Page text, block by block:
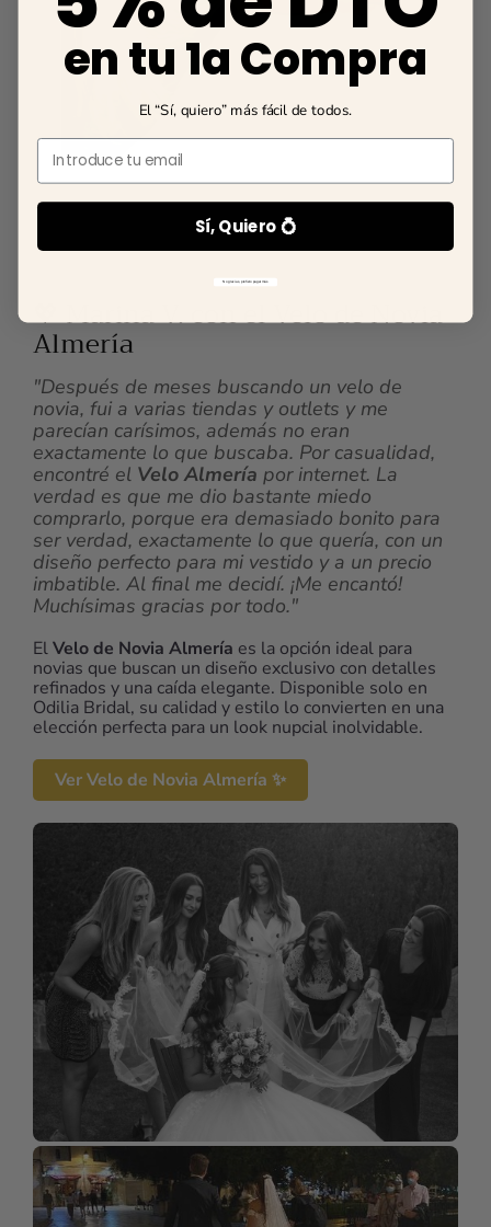
💖 Marina V. con el Velo de Novia
Almería
"Después de meses buscando un velo de
novia, fui a varias tiendas y outlets y me
parecían carísimos, además no eran
exactamente lo que buscaba. Por casualidad,
encontré el Velo Almería por internet. La
verdad es que me dio bastante miedo
comprarlo, porque era demasiado bonito para
ser verdad, exactamente lo que quería, con un
diseño perfecto para mi vestido y a un precio
imbatible. Al final me decidí. ¡Me encantó!
Muchísimas gracias por todo."
ElVelo de Novia Almería es la opción ideal para
novias que buscan un diseño exclusivo con detalles
refinados y una caída elegante. Disponible solo en
Odilia Bridal, su calidad y estilo lo convierten en una
elección perfecta para un look nupcial inolvidable.
Ver Velo de Novia Almería ✨
en tu 1a Compra
El “Sí, quiero” más fácil de todos.
Email
Sí, Quiero 💍
No gracias, prefiero pagar más